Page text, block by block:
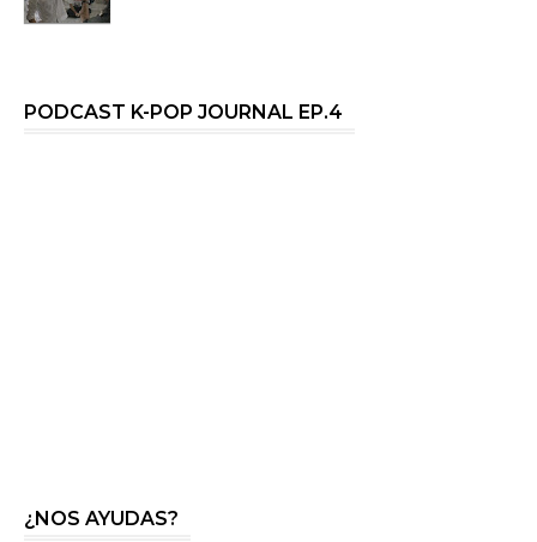
PODCAST K-POP JOURNAL EP.4
¿NOS AYUDAS?